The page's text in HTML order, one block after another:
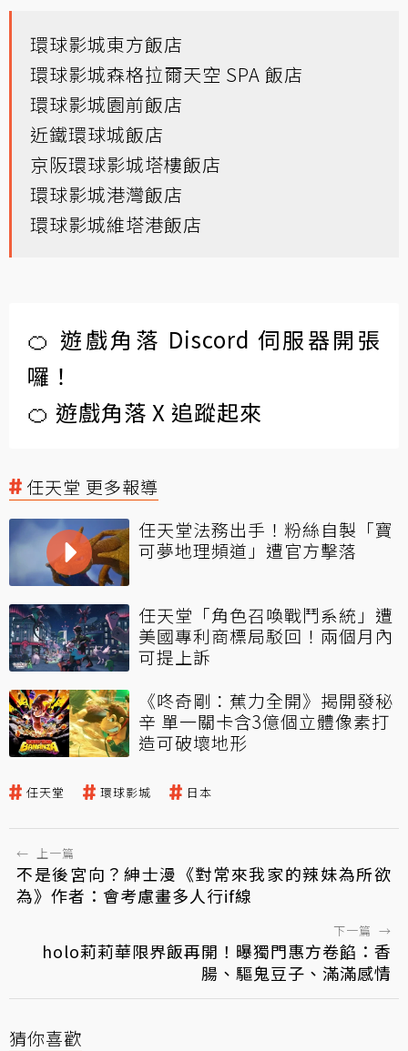
環球影城東方飯店
環球影城森格拉爾天空 SPA 飯店
環球影城園前飯店
近鐵環球城飯店
京阪環球影城塔樓飯店
環球影城港灣飯店
環球影城維塔港飯店
🍊 遊戲角落 Discord 伺服器開張
囉！
🍊 遊戲角落 X 追蹤起來
任天堂 更多報導
任天堂法務出手！粉絲自製「寶
可夢地理頻道」遭官方擊落
任天堂「角色召喚戰鬥系統」遭
美國專利商標局駁回！兩個月內
可提上訴
《咚奇剛：蕉力全開》揭開發秘
辛 單一關卡含3億個立體像素打
造可破壞地形
任天堂 環球影城 日本
← 上一篇
不是後宮向？紳士漫《對常來我家的辣妹為所欲
為》作者：會考慮畫多人行if線
下一篇 →
holo莉莉華限界飯再開！曝獨門惠方卷餡：香
腸、驅鬼豆子、滿滿感情
猜你喜歡